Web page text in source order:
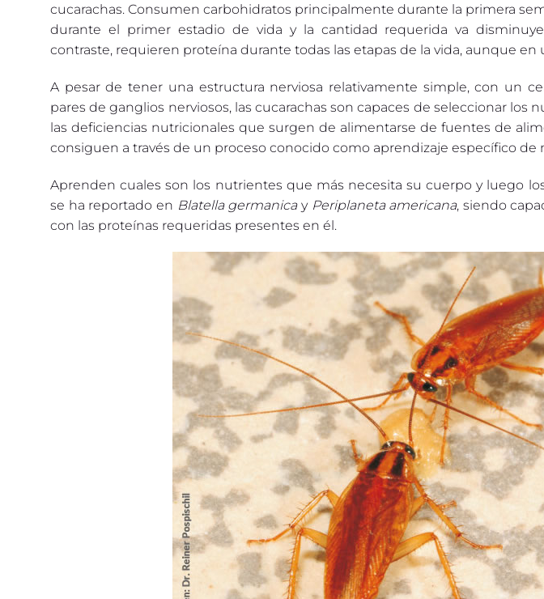
cucarachas. Consumen carbohidratos principalmente durante la primera
durante el primer estadio de vida y la cantidad requerida va
contraste, requieren proteína durante todas las etapas de la vida, aunque
A pesar de tener una estructura nerviosa relativamente simple, con un
pares de ganglios nerviosos, las cucarachas son capaces de seleccionar los
las deficiencias nutricionales que surgen de alimentarse de fuentes de
consiguen a través de un proceso conocido como aprendizaje específico de
Aprenden cuales son los nutrientes que más necesita su cuerpo y luego
se ha reportado en Blatella germanicay Periplaneta americana, siendo
con las proteínas requeridas presentes en él.